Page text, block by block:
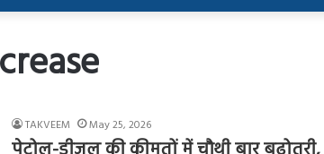
TAKVEEM May 25, 2026